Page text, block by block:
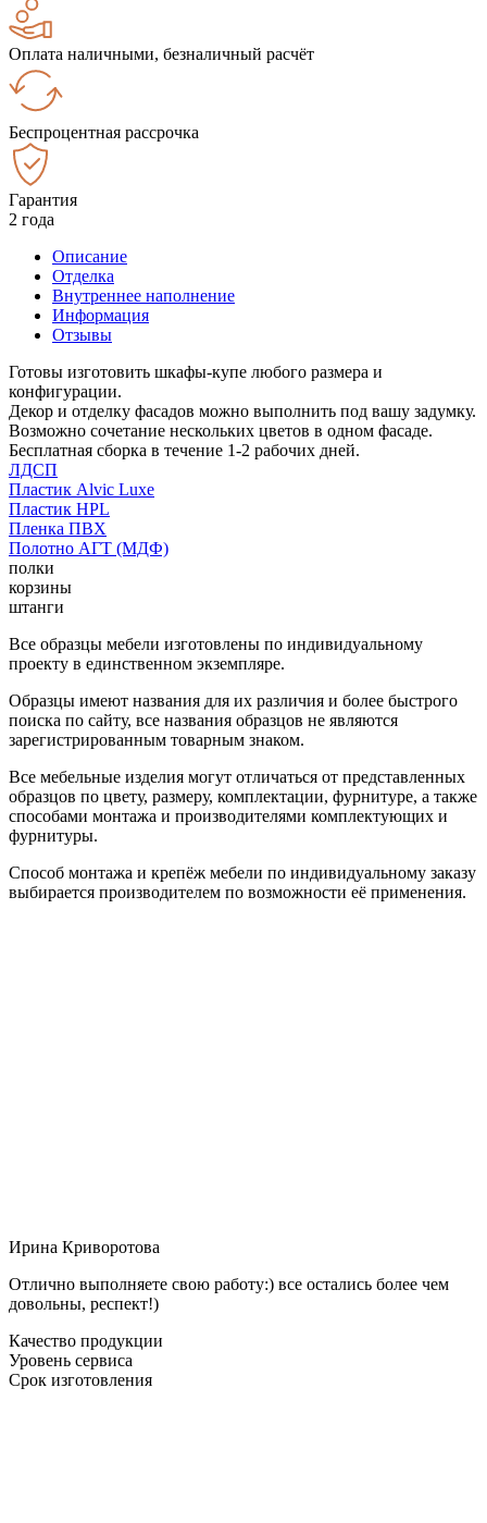
Оплата наличными, безналичный расчёт
Беспроцентная рассрочка
Гарантия
2 года
Описание
Отделка
Внутреннее наполнение
Информация
Отзывы
Готовы изготовить шкафы-купе любого размера и
конфигурации.
Декор и отделку фасадов можно выполнить под вашу задумку.
Возможно сочетание нескольких цветов в одном фасаде.
Бесплатная сборка в течение 1-2 рабочих дней.
ЛДСП
Пластик Alvic Luxe
Пластик HPL
Пленка ПВХ
Полотно АГТ (МДФ)
полки
корзины
штанги
Все образцы мебели изготовлены по индивидуальному
проекту в единственном экземпляре.
Образцы имеют названия для их различия и более быстрого
поиска по сайту, все названия образцов не являются
зарегистрированным товарным знаком.
Все мебельные изделия могут отличаться от представленных
образцов по цвету, размеру, комплектации, фурнитуре, а также
способами монтажа и производителями комплектующих и
фурнитуры.
Способ монтажа и крепёж мебели по индивидуальному заказу
выбирается производителем по возможности её применения.
Ирина Криворотова
Отлично выполняете свою работу:) все остались более чем
довольны, респект!)
Качество продукции
Уровень сервиса
Срок изготовления